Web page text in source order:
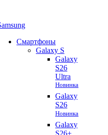
Смартфоны
Galaxy S
Galaxy
S26
Ultra
Новинка
Galaxy
S26
Новинка
Galaxy
S26+